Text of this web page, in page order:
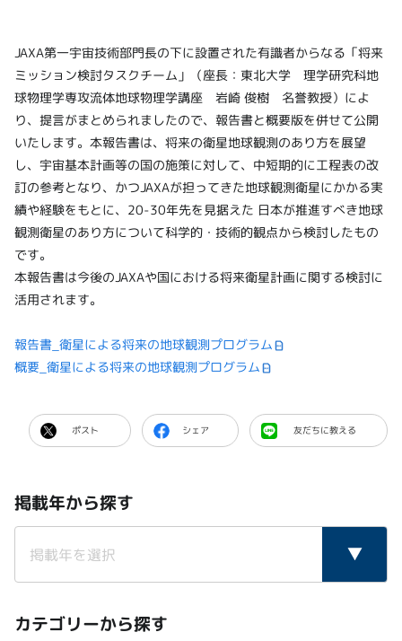
JAXA第一宇宙技術部門長の下に設置された有識者からなる「将来
ミッション検討タスクチーム」（座長：東北大学 理学研究科地
球物理学専攻流体地球物理学講座 岩崎 俊樹 名誉教授）によ
り、提言がまとめられましたので、報告書と概要版を併せて公開
いたします。本報告書は、将来の衛星地球観測のあり方を展望
し、宇宙基本計画等の国の施策に対して、中短期的に工程表の改
訂の参考となり、かつJAXAが担ってきた地球観測衛星にかかる実
績や経験をもとに、20-30年先を見据えた 日本が推進すべき地球
観測衛星のあり方について科学的・技術的観点から検討したもの
です。
本報告書は今後のJAXAや国における将来衛星計画に関する検討に
活用されます。
報告書_衛星による将来の地球観測プログラム
概要_衛星による将来の地球観測プログラム
ポスト シェア 友だちに教える
掲載年から探す
カテゴリーから探す